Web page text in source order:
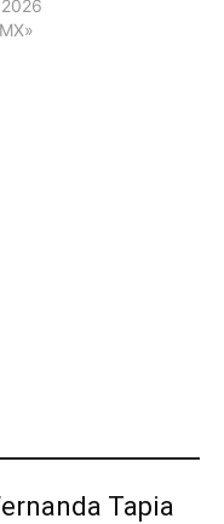
2026
Tapia